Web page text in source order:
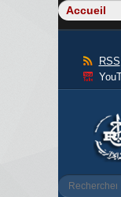
RSS
Rechercher